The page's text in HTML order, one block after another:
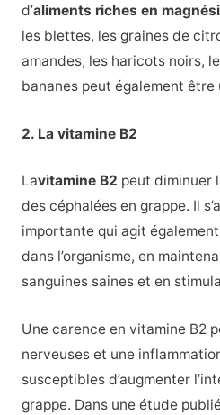
d’aliments riches en
les blettes, les graines de
amandes, les haricots noirs,
bananes peut également être
2. La vitamine B2
Lavitamine B2 peut diminuer
des céphalées en grappe. Il
importante qui agit
dans l’organisme, en
sanguines saines et en
Une carence en vitamine B2
nerveuses et une
susceptibles d’augmenter
grappe. Dans une étude